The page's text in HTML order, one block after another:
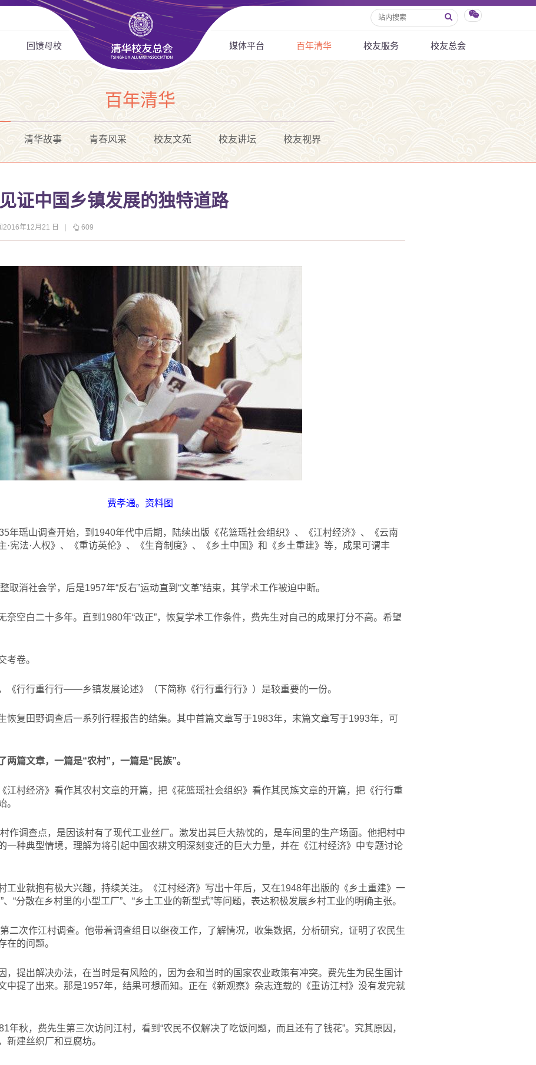
回馈母校 媒体平台 百年清华 校友服务 校友总会
百年清华
清华故事 青春风采 校友文苑 校友讲坛 校友视界
证中国乡镇发展的独特道路
2016年12月21 日 609
费孝通。资料图
年瑶山调查开始，到1940年代中后期，陆续出版《花篮瑶社会组织》、《江村经济》、《云南
·宪法·人权》、《重访英伦》、《生育制度》、《乡土中国》和《乡土重建》等，成果可谓丰
取消社会学，后是1957年“反右”运动直到“文革”结束，其学术工作被迫中断。
奈空白二十多年。直到1980年“改正”，恢复学术工作条件，费先生对自己的成果打分不高。希望
考卷。
《行行重行行——乡镇发展论述》（下简称《行行重行行》）是较重要的一份。
恢复田野调查后一系列行程报告的结集。其中首篇文章写于1983年，末篇文章写于1993年，可
两篇文章，一篇是“农村”，一篇是“民族”。
江村经济》看作其农村文章的开篇，把《花篮瑶社会组织》看作其民族文章的开篇，把《行行重
。
作调查点，是因该村有了现代工业丝厂。激发出其巨大热忱的，是车间里的生产场面。他把村中
一种典型情境，理解为将引起中国农耕文明深刻变迁的巨大力量，并在《江村经济》中专题讨论
工业就抱有极大兴趣，持续关注。《江村经济》写出十年后，又在1948年出版的《乡土重建》一
“分散在乡村里的小型工厂”、“乡土工业的新型式”等问题，表达积极发展乡村工业的明确主张。
二次作江村调查。他带着调查组日以继夜工作，了解情况，收集数据，分析研究，证明了农民生
在的问题。
，提出解决办法，在当时是有风险的，因为会和当时的国家农业政策有冲突。费先生为民生国计
中提了出来。那是1957年，结果可想而知。正在《新观察》杂志连载的《重访江村》没有发完就
年秋，费先生第三次访问江村，看到“农民不仅解决了吃饭问题，而且还有了钱花”。究其原因，
新建丝织厂和豆腐坊。